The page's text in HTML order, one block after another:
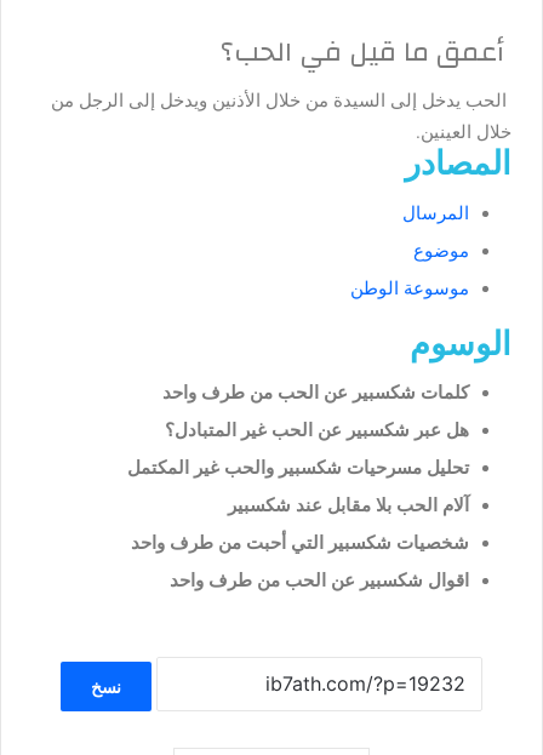
أعمق ما قيل في الحب؟
الحب يدخل إلى السيدة من خلال الأذنين ويدخل إلى الرجل من
خلال العينين.
المصادر
المرسال
موضوع
موسوعة الوطن
الوسوم
كلمات شكسبير عن الحب من طرف واحد
هل عبر شكسبير عن الحب غير المتبادل؟
تحليل مسرحيات شكسبير والحب غير المكتمل
آلام الحب بلا مقابل عند شكسبير
شخصيات شكسبير التي أحبت من طرف واحد
اقوال شكسبير عن الحب من طرف واحد
نسخ